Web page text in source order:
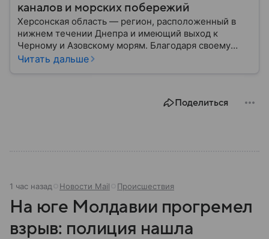
каналов и морских побережий
Херсонская область — регион, расположенный в
нижнем течении Днепра и имеющий выход к
Черному и Азовскому морям. Благодаря своему
географическому положению область на
севером и югом региона. Собрали главное по теме.
Читать дальше
Поделиться
1 час назад Новости Mail Происшествия
На юге Молдавии прогремел
взрыв: полиция нашла